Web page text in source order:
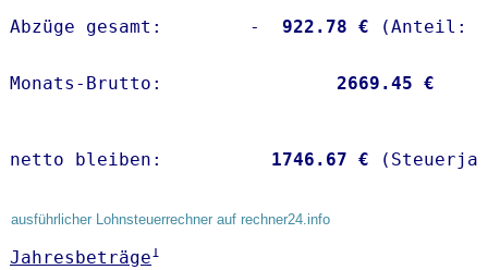
Abzüge gesamt:        -
  922.78 €
Monats-Brutto: 2669.45 €
netto bleiben: 1746.67 €
ausführlicher Lohnsteuerrechner auf rechner24.info
Jahresbeträge1